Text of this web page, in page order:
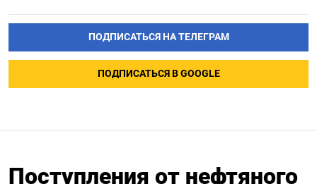
ПОДПИСАТЬСЯ НА ТЕЛЕГРАМ
ПОДПИСАТЬСЯ В GOOGLE
Поступления от нефтяного